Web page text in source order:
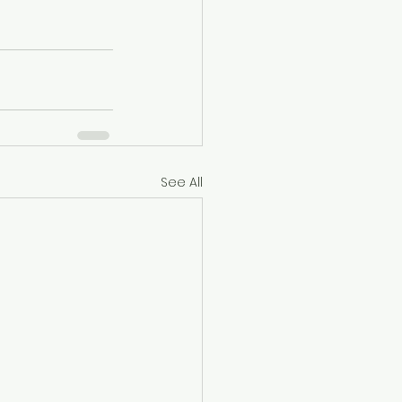
See All